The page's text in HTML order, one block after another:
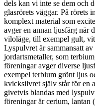
dels kan vi inte se dem och
glasrörets väggar. På rörets
komplext material som
avger en annan ljusfärg när
viloläge, till exempel gult,
Lyspulvret är sammansatt
jordartsmetaller, som
föreningar avger diverse
exempel terbium grönt ljus
kvicksilvret själv står för en
givetvis blandas med
föreningar är cerium, lantan